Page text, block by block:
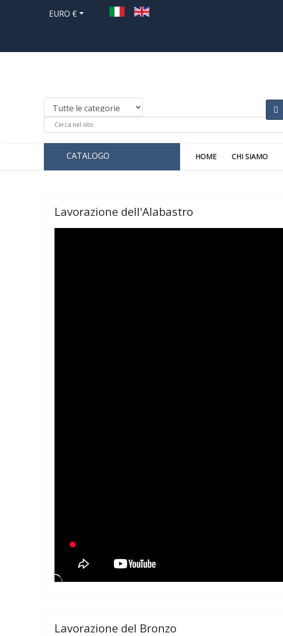
EURO €
CATALOGO HOME CHI SIAMO
Lavorazione dell'Alabastro
Lavorazione del Bronzo